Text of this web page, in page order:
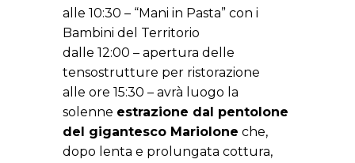
alle 10:30 – “Mani in Pasta” con i
Bambini del Territorio
dalle 12:00 – apertura delle
tensostrutture per ristorazione
alle ore 15:30 – avrà luogo la
solenne estrazione dal pentolone
del gigantesco Mariolone che,
dopo lenta e prolungata cottura,